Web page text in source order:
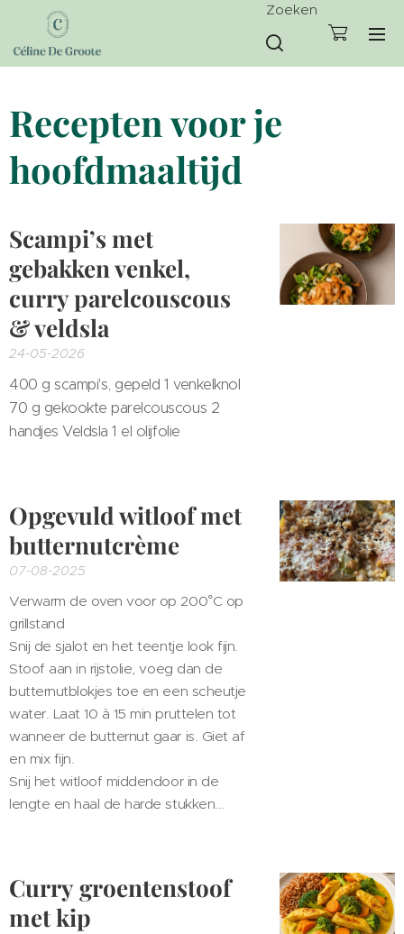
Zoeken
Recepten voor je
hoofdmaaltijd
Scampi’s met
gebakken venkel,
curry parelcouscous
& veldsla
24-05-2026
400 g scampi's, gepeld 1 venkelknol
70 g gekookte parelcouscous 2
handjes Veldsla1 el olijfolie
Opgevuld witloof met
butternutcrème
07-08-2025
Verwarm de oven voor op 200°C op
grillstand
Snij de sjalot en het teentje look fijn.
Stoof aan in rijstolie, voeg dan de
butternutblokjes toe en een scheutje
water. Laat 10 à 15 min pruttelen tot
wanneer de butternut gaar is. Giet af
en mix fijn.
Snij het witloof middendoor in de
lengte en haal de harde stukken...
Currygroentenstoof
met kip